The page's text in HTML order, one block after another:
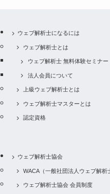
ウェブ解析士になるには
ウェブ解析士とは
ウェブ解析士 無料体験セミナー
法人会員について
上級ウェブ解析士とは
ウェブ解析士マスターとは
認定資格
ウェブ解析士協会
WACA（一般社団法人ウェブ解析
ウェブ解析士協会 会員制度